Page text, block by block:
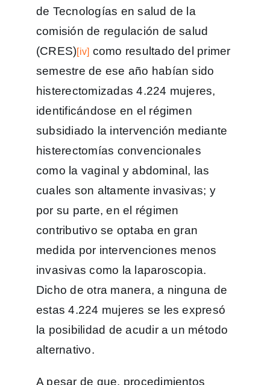
de Tecnologías en salud de la
comisión de regulación de salud
(CRES)[iv] como resultado del primer
semestre de ese año habían sido
histerectomizadas 4.224 mujeres,
identificándose en el régimen
subsidiado la intervención mediante
histerectomías convencionales
como la vaginal y abdominal, las
cuales son altamente invasivas; y
por su parte, en el régimen
contributivo se optaba en gran
medida por intervenciones menos
invasivas como la laparoscopia.
Dicho de otra manera, a ninguna de
estas 4.224 mujeres se les expresó
la posibilidad de acudir a un método
alternativo.
A pesar de que, procedimientos